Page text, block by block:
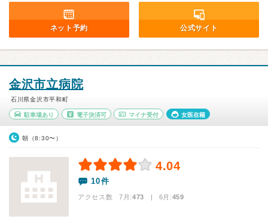
ネット予約 公式サイト
金沢市立病院
石川県金沢市平和町
駐車場あり 電子決済可 マイナ受付 女医在籍
朝（8:30〜）
4.04
10件
アクセス数 7月:473 | 6月:459